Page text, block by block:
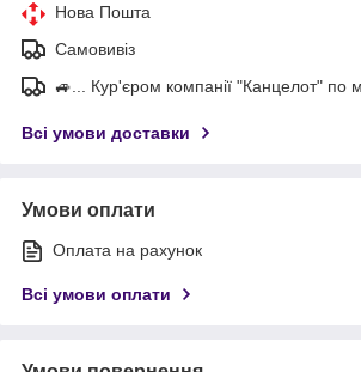
Нова Пошта
Самовивіз
🚙... Кур'єром компанії "Канцелот" по
Всі умови доставки
Умови оплати
Оплата на рахунок
Всі умови оплати